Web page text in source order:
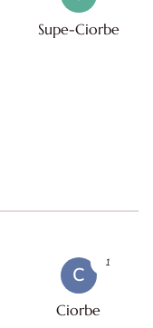
Supe-Ciorbe
C
Ciorbe
1